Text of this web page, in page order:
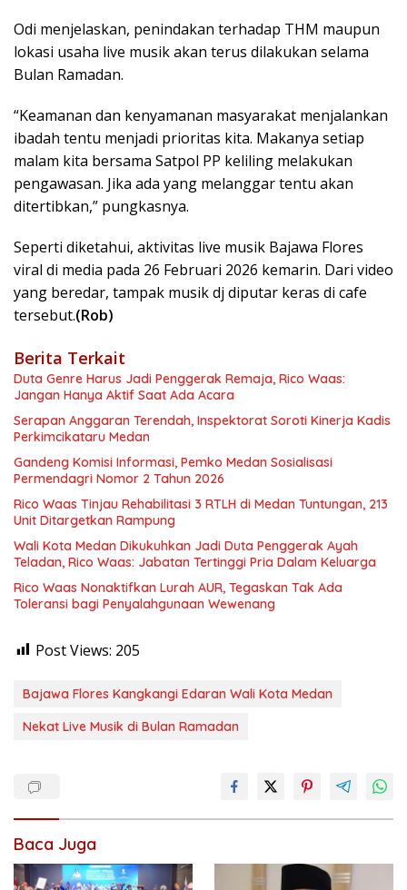
Odi menjelaskan, penindakan terhadap THM maupun
lokasi usaha live musik akan terus dilakukan selama
Bulan Ramadan.
“Keamanan dan kenyamanan masyarakat menjalankan
ibadah tentu menjadi prioritas kita. Makanya setiap
malam kita bersama Satpol PP keliling melakukan
pengawasan. Jika ada yang melanggar tentu akan
ditertibkan,” pungkasnya.
Seperti diketahui, aktivitas live musik Bajawa Flores
viral di media pada 26 Februari 2026 kemarin. Dari video
yang beredar, tampak musik dj diputar keras di cafe
tersebut.(Rob)
Berita Terkait
Duta Genre Harus Jadi Penggerak Remaja, Rico Waas:
Jangan Hanya Aktif Saat Ada Acara
Serapan Anggaran Terendah, Inspektorat Soroti Kinerja Kadis
Perkimcikataru Medan
Gandeng Komisi Informasi, Pemko Medan Sosialisasi
Permendagri Nomor 2 Tahun 2026
Rico Waas Tinjau Rehabilitasi 3 RTLH di Medan Tuntungan, 213
Unit Ditargetkan Rampung
Wali Kota Medan Dikukuhkan Jadi Duta Penggerak Ayah
Teladan, Rico Waas: Jabatan Tertinggi Pria Dalam Keluarga
Rico Waas Nonaktifkan Lurah AUR, Tegaskan Tak Ada
Toleransi bagi Penyalahgunaan Wewenang
Post Views: 205
Bajawa Flores Kangkangi Edaran Wali Kota Medan
Nekat Live Musik di Bulan Ramadan
Baca Juga